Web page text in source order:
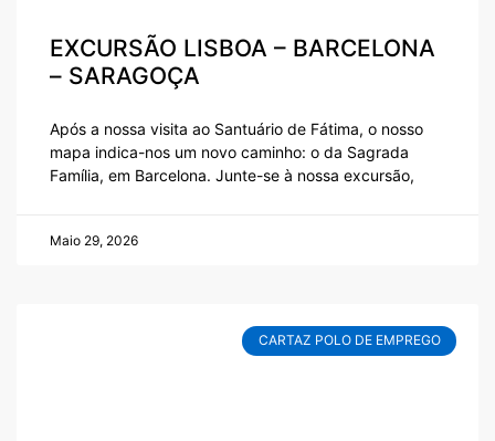
EXCURSÃO LISBOA – BARCELONA
– SARAGOÇA
Após a nossa visita ao Santuário de Fátima, o nosso
mapa indica-nos um novo caminho: o da Sagrada
Família, em Barcelona. Junte-se à nossa excursão,
Maio 29, 2026
CARTAZ POLO DE EMPREGO